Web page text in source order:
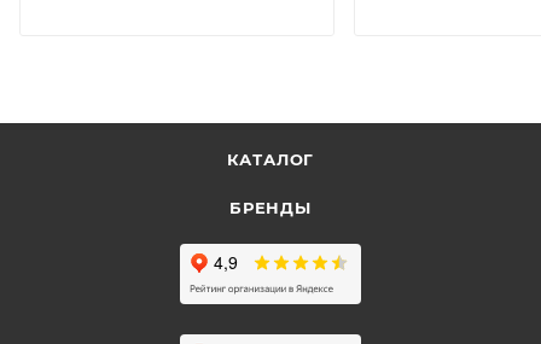
КАТАЛОГ
БРЕНДЫ